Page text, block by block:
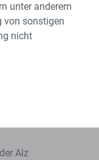
unter anderem
von sonstigen
nicht
Alz